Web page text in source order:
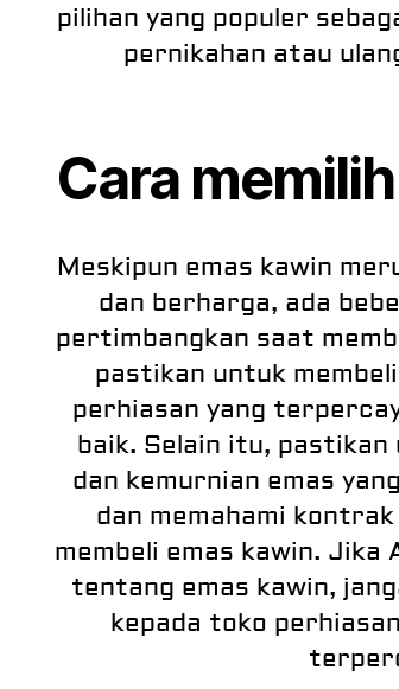
pilihan yang populer
pernikahan atau
Cara
Meskipun emas kawin
dan berharga, ada
pertimbangkan saat
pastikan untuk
perhiasan yang
baik. Selain itu,
dan kemurnian emas
dan memahami
membeli emas kawin. Jika
tentang emas kawin,
kepada toko